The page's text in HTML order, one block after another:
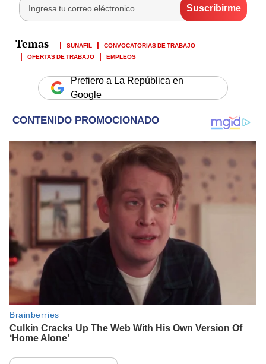
SUNAFIL
CONVOCATORIAS DE TRABAJO
OFERTAS DE TRABAJO
EMPLEOS
Prefiero a La República en
Google